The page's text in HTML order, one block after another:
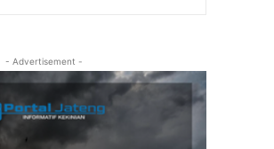
- Advertisement -